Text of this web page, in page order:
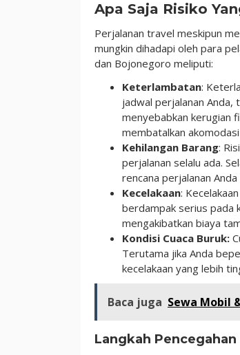
Apa Saja Risiko
Perjalanan travel meskipun
mungkin dihadapi oleh para
dan Bojonegoro meliputi:
Keterlambatan:
jadwal perjalanan
menyebabkan kerugian
membatalkan
Kehilangan Barang:
perjalanan selalu ada.
rencana perjalanan
Kecelakaan:
berdampak serius pada
mengakibatkan biaya
Kondisi Cuaca Buruk:
Terutama jika Anda
kecelakaan yang lebih
Baca juga Sewa Mobil
Langkah Pencegahan